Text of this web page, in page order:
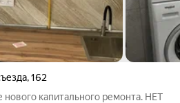
,162
капитального ремонта. НЕТ